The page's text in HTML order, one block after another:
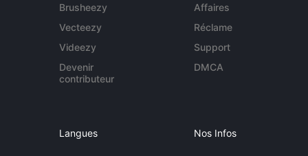
Brusheezy
Vecteezy
Videezy
Devenir
contributeur
Affaires
Réclame
Support
DMCA
Langues Nos Infos